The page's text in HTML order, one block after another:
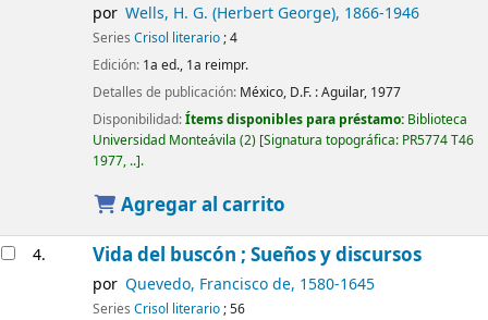
por Wells, H. G. (Herbert George), 1866-1946
Series Crisol literario; 4
Edición: 1a ed., 1a reimpr.
Detalles de publicación: México, D.F. :Aguilar, 1977
Disponibilidad:Ítems disponibles para préstamo: Biblioteca
Universidad Monteávila (2) Signatura topográfica: PR5774 T46
1977, .. .
Agregar al carrito
4. Vida del buscón ; Sueños y discursos
por Quevedo, Francisco de, 1580-1645
Series Crisol literario; 56